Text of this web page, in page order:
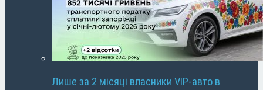
Лише за 2 місяці власники VIP-авто в